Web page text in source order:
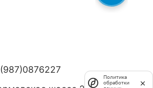
Политика
обработки